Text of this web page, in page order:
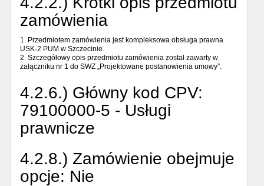
zamówienia
1. Przedmiotem zamówienia jest kompleksowa obsługa prawna
USK-2 PUM w Szczecinie.
2. Szczegółowy opis przedmiotu zamówienia został zawarty w
załączniku nr 1 do SWZ „Projektowane postanowienia umowy”.
4.2.6.) Główny kod CPV:
79100000-5 - Usługi
prawnicze
4.2.8.) Zamówienie obejmuje
opcje: Nie